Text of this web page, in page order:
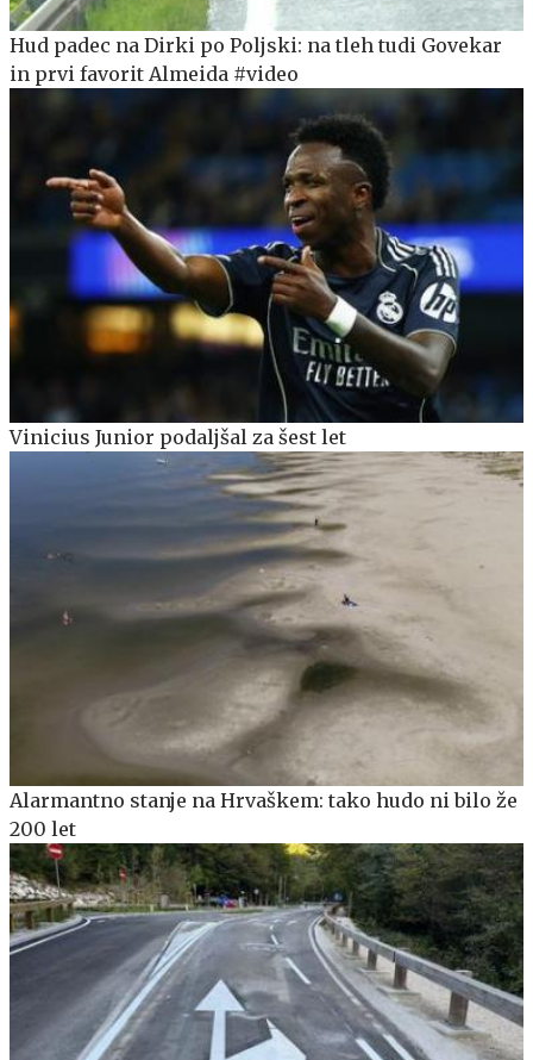
Hud padec na Dirki po Poljski: na tleh tudi Govekar
in prvi favorit Almeida #video
Vinicius Junior podaljšal za šest let
Alarmantno stanje na Hrvaškem: tako hudo ni bilo že
200 let